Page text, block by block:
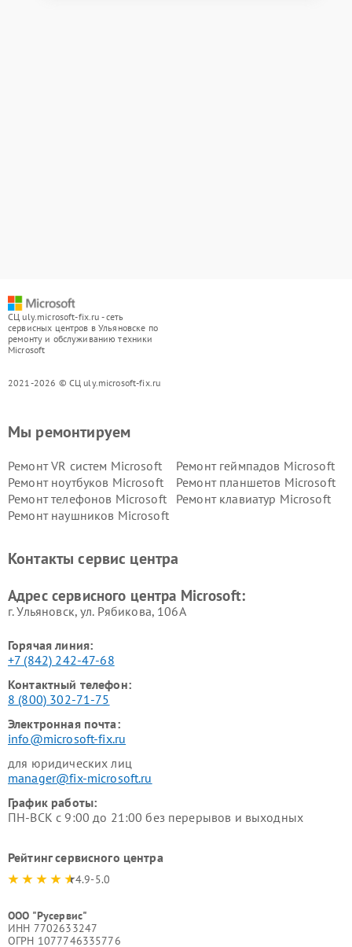
СЦ uly.microsoft-fix.ru - сеть
сервисных центров в Ульяновске по
ремонту и обслуживанию техники
Microsoft
2021-2026 © СЦ uly.microsoft-fix.ru
Мы ремонтируем
Ремонт VR систем Microsoft
Ремонт геймпадов Microsoft
Ремонт ноутбуков Microsoft
Ремонт планшетов Microsoft
Ремонт телефонов Microsoft
Ремонт клавиатур Microsoft
Ремонт наушников Microsoft
Контакты сервис центра
Адрес сервисного центра Microsoft:
г. Ульяновск, ул. Рябикова, 106А
Горячая линия:
+7 (842) 242-47-68
Контактный телефон:
8 (800) 302-71-75
Электронная почта:
info@microsoft-fix.ru
для юридических лиц
manager@fix-microsoft.ru
График работы:
ПН-ВСК с 9:00 до 21:00 без перерывов и выходных
Рейтинг сервисного центра
4.9-5.0
ООО "Русервис"
ИНН 7702633247
ОГРН 1077746335776